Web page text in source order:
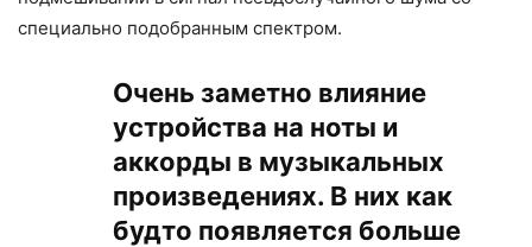
специально подобранным спектром.
Очень заметно влияние
устройства на ноты и
аккорды в музыкальных
произведениях. В них как
будто появляется больше